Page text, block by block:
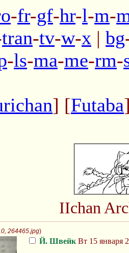
-fr-gf-hr-l-m-
tran-tv-w-x | bg
-ls-ma-me-rm-
] [Futaba
IIchan
264465.jpg)
Й. Швейк Вт 15 января